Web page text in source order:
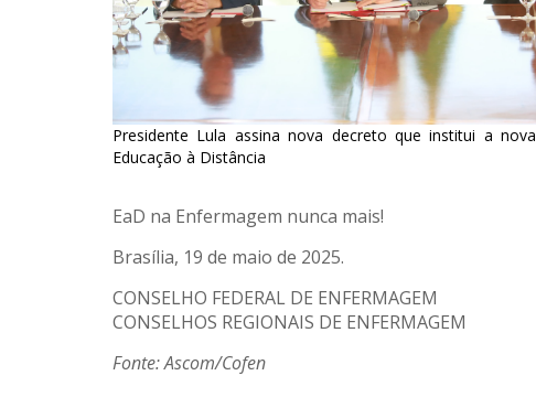
Presidente Lula assina nova decreto que institui a
Educação à Distância
EaD na Enfermagem nunca mais!
Brasília, 19 de maio de 2025.
CONSELHO FEDERAL DE ENFERMAGEM
CONSELHOS REGIONAIS DE ENFERMAGEM
Fonte: Ascom/Cofen